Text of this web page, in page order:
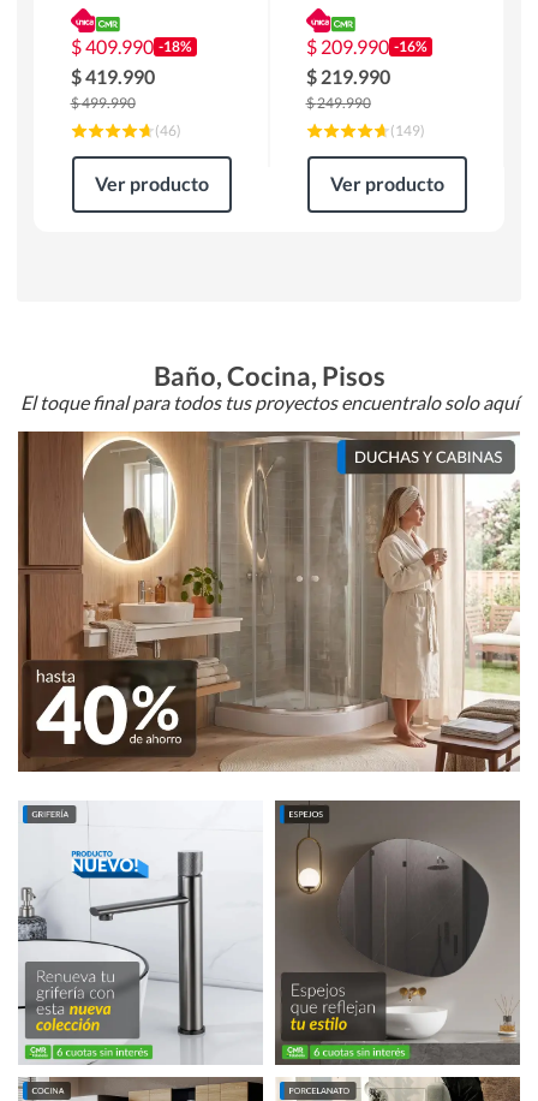
180 x 90 x 76 cm
Café
$409.990 -18%
$419.990
$499.990
(46)
Ver producto
Atlanta 91x101x94
cm Negro
$ 209.990 -16%
$ 219.990
$249.990
(149)
Ver producto
Baño, Cocina, Pisos
El toque final para todos tus proyectos encuentralo solo aquí